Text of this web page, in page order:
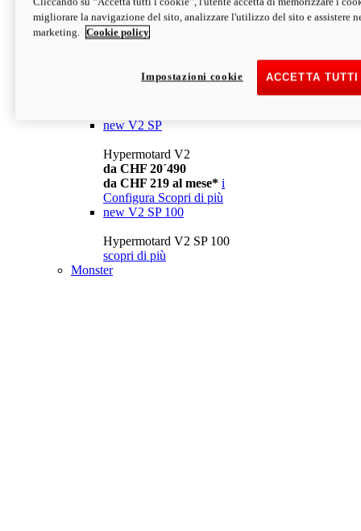
da CHF 13´990
Configura Scopri di più
newV2
da CHF 15´990
new V2 SP
Hypermotard V2
da CHF 20´490
da CHF 219 al mese* i
Configura Scopri di più
new V2 SP 100
Hypermotard V2 SP 100
scopri di più
Monster
migliorare la navigazione del sito, analizzare l'utilizzo del sito e assistere
marketing.
Cookie policy
ACCETTA
Impostazioni cookie